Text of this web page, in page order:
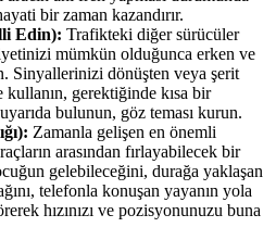
bir zaman kazandırır.
Edin): Trafikteki diğer sürücüler
mümkün olduğunca erken ve
Sinyallerinizi dönüşten veya şerit
gerektiğinde kısa bir
bulunun, göz teması kurun.
Zamanla gelişen en önemli
arasından fırlayabilecek bir
gelebileceğini, durağa yaklaşan
telefonla konuşan yayanın yola
hızınızı ve pozisyonunuzu buna